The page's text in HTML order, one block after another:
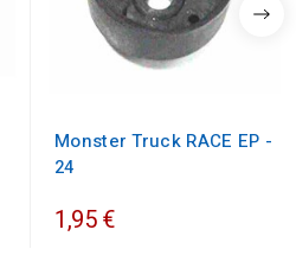
Monster Truck RACE EP -
24
1,95 €